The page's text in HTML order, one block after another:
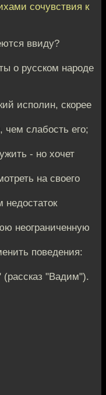
сочувствия к
ввиду?
о русском народе
исполин, скорее
чем слабость его;
- но хочет
на своего
недостаток
неограниченную
поведения:
(рассказ "Вадим").